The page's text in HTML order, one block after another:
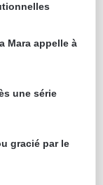
Mara appelle à
une série
gracié par le